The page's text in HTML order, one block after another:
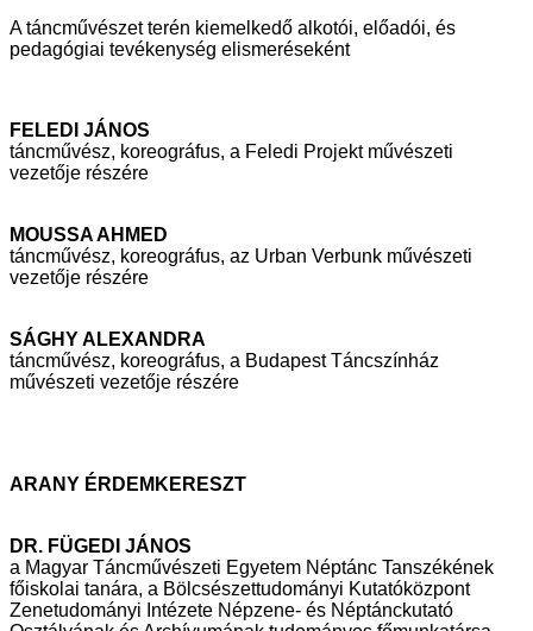
A táncművészet terén kiemelkedő alkotói, előadói, és
pedagógiai tevékenység elismeréseként
FELEDI JÁNOS
táncművész, koreográfus, a Feledi Projekt művészeti
vezetője részére
MOUSSA AHMED
táncművész, koreográfus, az Urban Verbunk művészeti
vezetője részére
SÁGHY ALEXANDRA
táncművész, koreográfus, a Budapest Táncszínház
művészeti vezetője részére
ARANY ÉRDEMKERESZT
DR. FÜGEDI JÁNOS
a Magyar Táncművészeti Egyetem Néptánc Tanszékének
főiskolai tanára, a Bölcsészettudományi Kutatóközpont
Zenetudományi Intézete Népzene- és Néptánckutató